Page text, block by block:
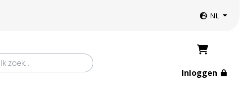
Website taal
NL
Inloggen